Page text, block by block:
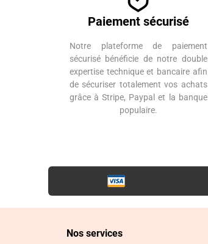
Paiement sécurisé
Notre plateforme de paiement
sécurisé bénéficie de notre double
expertise technique et bancaire afin
de sécuriser totalement vos achats
grâce à Stripe, Paypal et la banque
populaire.
Nos services